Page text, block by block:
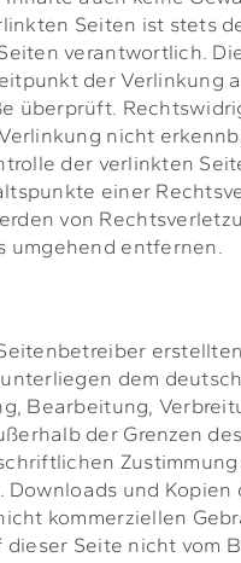
Seiten ist stets
verantwortlich.
der Verlinkung
überprüft.
nicht
der verlinkten
einer
von
umgehend entfernen.
dem
Bearbeitung,
der Grenzen
Downloads und
kommerziellen
dieser Seite nicht vom